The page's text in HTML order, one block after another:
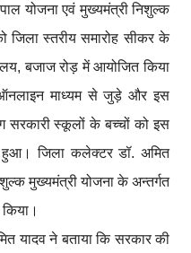
योजना एवं मुख्यमंत्री निशुल्क
जिला स्तरीय समारोह सीकर के
बजाज रोड़ में आयोजित किया
माध्यम से जुड़े और इस
सरकारी स्कूलों के बच्चों को इस
जिला कलेक्टर डॉ. अमित
मुख्यमंत्री योजना के अन्तर्गत
यादव ने बताया कि सरकार की